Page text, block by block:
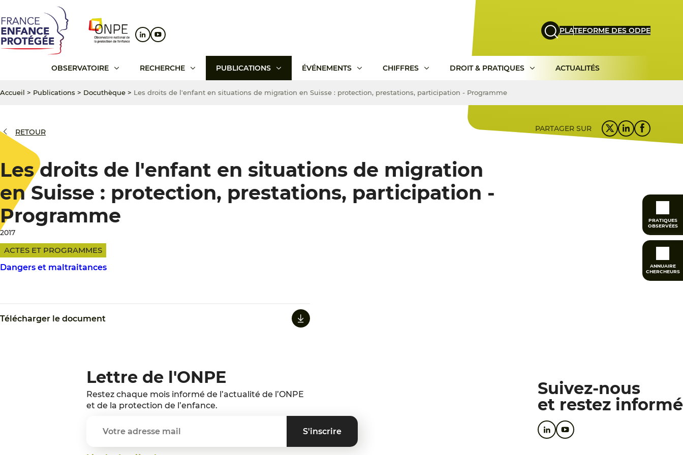
au
contenu
principal
au
menu
principal
au
pied
de
page
PLATEFORME DES ODPE
OBSERVATOIRE RECHERCHE PUBLICATIONS ÉVÉNEMENTS CHIFFRES DROIT & PRATIQUES ACTUALITÉS
PRATIQUES
OBSERVÉES
ANNUAIRE
CHERCHEURS
Accueil > Publications > Docuthèque > Les droits de l'enfant en situations de migration en Suisse : protection, prestations, participation - Programme
RETOUR PARTAGER SUR
Les droits de l'enfant en situations de migration
en Suisse : protection, prestations, participation -
Programme
2017
ACTES ET PROGRAMMES
Dangers et maltraitances
Télécharger le document
Lettre de l'ONPE
Restez chaque mois informé de l’actualité de l’ONPE
et de la protection de l’enfance.
Suivez-nous
et restez informé